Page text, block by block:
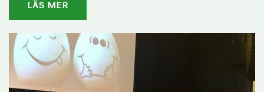
LÄS MER